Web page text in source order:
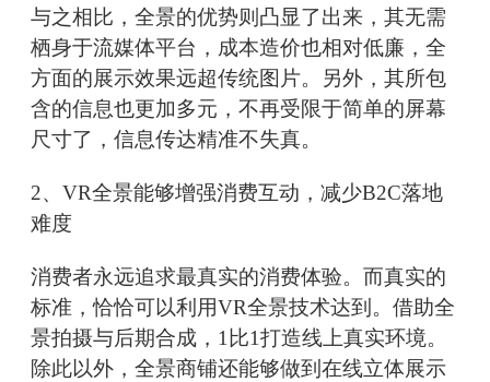
与之相比，全景的优势则凸显了出来，其无需
栖身于流媒体平台，成本造价也相对低廉，全
方面的展示效果远超传统图片。另外，其所包
含的信息也更加多元，不再受限于简单的屏幕
尺寸了，信息传达精准不失真。
2、VR全景能够增强消费互动，减少B2C落地
难度
消费者永远追求最真实的消费体验。而真实的
标准，恰恰可以利用VR全景技术达到。借助全
景拍摄与后期合成，1比1打造线上真实环境。
除此以外，全景商铺还能够做到在线立体展示